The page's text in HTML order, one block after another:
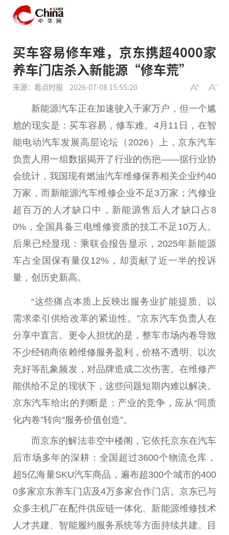
买车容易修车难，京东携超4000家
养车门店杀入新能源“修车荒”
来源：看点时报 2026-07-08 15:55:20
新能源汽车正在加速驶入千家万户，但一个尴
尬的现实是：买车容易，修车难。4月11日，在智
能电动汽车发展高层论坛（2026）上，京东汽车
负责人用一组数据揭开了行业的伤疤——据行业协
会统计，我国现有燃油汽车维修保养相关企业约40
万家，而新能源汽车维修企业不足3万家；汽修业
超百万的人才缺口中，新能源售后人才缺口占8
0%，全国具备三电维修资质的技工不足10万人。
后果已经显现：乘联会报告显示，2025年新能源
车占全国保有量仅12%，却贡献了近一半的投诉
量，创历史新高。
“这些痛点本质上反映出服务业扩能提质、以
需求牵引供给改革的紧迫性。”京东汽车负责人在
分享中直言。更令人担忧的是，整车市场内卷导致
不少经销商依赖维修服务盈利，价格不透明、以次
充好等乱象频发，对品牌造成二次伤害。在维修产
能供给不足的现状下，这些问题短期内难以解决。
京东汽车给出的判断是：产业的竞争，应从“同质
化内卷”转向“服务价值创造”。
而京东的解法非空中楼阁，它依托京东在汽车
后市场多年的深耕：全国超过3600个物流仓库，
超5亿海量SKU汽车商品，遍布超300个城市的400
0多家京东养车门店及4万多家合作门店。京东已与
众多主机厂在配件供应链一体化、新能源维修技术
人才共建、智能履约服务系统等方面持续共建。目